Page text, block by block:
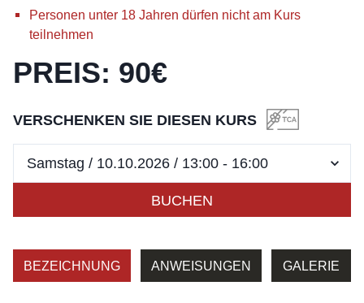
Personen unter 18 Jahren dürfen nicht am Kurs
teilnehmen
PREIS: 90€
VERSCHENKEN SIE DIESEN KURS
BUCHEN
BEZEICHNUNG ANWEISUNGEN GALERIE